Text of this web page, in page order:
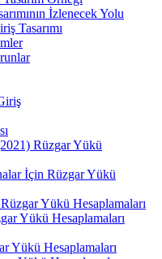
İzlenecek Yolu
Tasarımı
Rüzgar Yükü
İçin Rüzgar Yükü
Yükü Hesaplamaları
Yükü Hesaplamaları
Yükü Hesaplamaları